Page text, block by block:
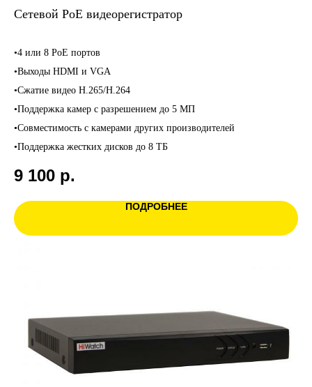
Сетевой PoE видеорегистратор
•4 или 8 PoE портов
•Выходы HDMI и VGA
•Сжатие видео H.265/H.264
•Поддержка камер с разрешением до 5 МП
•Совместимость с камерами других производителей
•Поддержка жестких дисков до 8 ТБ
9 100 р.
ПОДРОБНЕЕ